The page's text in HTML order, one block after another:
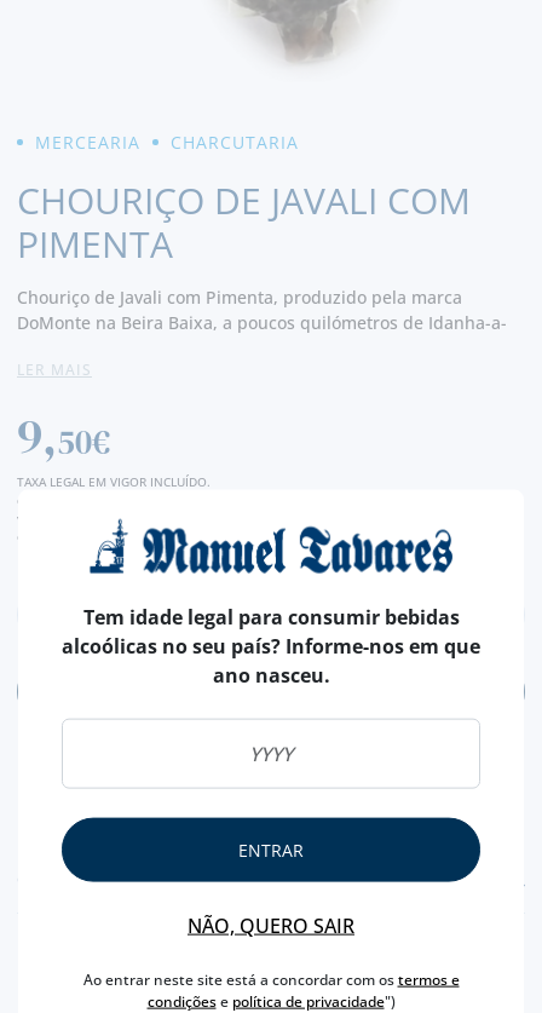
MERCEARIA CHARCUTARIA
CHOURIÇO DE JAVALI COM
PIMENTA
Chouriço de Javali com Pimenta, produzido pela marca
DoMonte na Beira Baixa, a poucos quilómetros de Idanha-a-
por uma textura rica e envolvente. É um enchido de
excelência e de qualidade superior revestido com pimenta
troceada. Saboreie todo o seu sabor genuíno provando-o em
fatias bastante finas. - Produtor
LER MAIS
9,50€
TAXA LEGAL EM VIGOR INCLUÍDO.
despesas de envio calculadas na finalização da compra
valor de conversão meramente indicativo, sendo a transação da encomenda, efetuada
em euros (€).
CARACTERÍSTICAS
CARNE DE JAVALI
Tem idade legal para consumir bebidas
alcoólicas no seu país? Informe-nos em que
ano nasceu.
ENTRAR
NÃO, QUERO SAIR
Ao entrar neste site está a concordar com ostermos e
condiçõese política de privacidade")